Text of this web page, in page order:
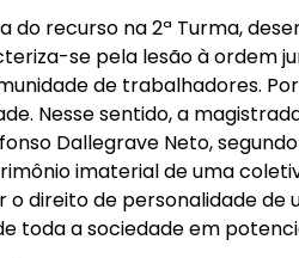
do recurso na 2ª Turma,
se pela lesão à ordem
de trabalhadores.
Nesse sentido, a
Dallegrave Neto,
imaterial de uma
o direito de personalidade de
toda a sociedade em